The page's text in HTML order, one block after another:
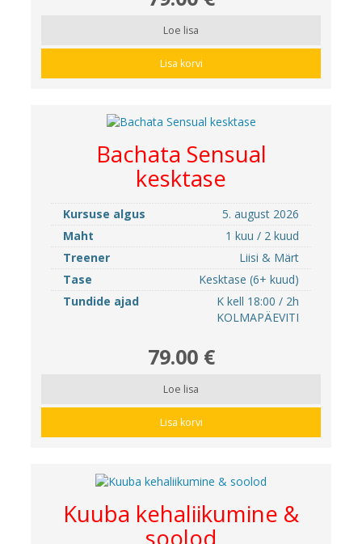
Loe lisa
Lisa korvi
Bachata Sensual
kesktase
Kursuse algus
5. august 2026
Maht
1 kuu / 2 kuud
Treener
Liisi & Märt
Tase
Kesktase (6+ kuud)
Tundide ajad
K kell 18:00 / 2h
KOLMAPÄEVITI
79.00 €
Loe lisa
Lisa korvi
Kuuba kehaliikumine &
soolod